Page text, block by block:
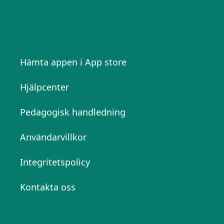
Hämta appen i App store
Hjälpcenter
Pedagogisk handledning
Användarvillkor
Integritetspolicy
Kontakta oss